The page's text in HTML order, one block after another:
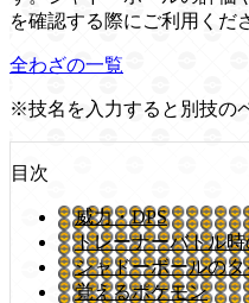
を確認する際にご利用くだ
全わざの一覧
※技名を入力すると別技の
目次
威力・DPS
トレーナーバトル
シャドーボールの
覚えるポケモン